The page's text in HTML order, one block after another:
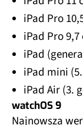
iPad Pro
iPad Pro 9,7
iPad
iPad mini
iPad Air (3.
watchOS 9
Najnowsza